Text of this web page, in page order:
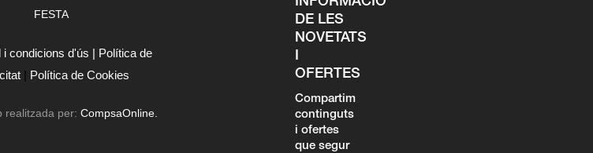
FESTA
i condicions d'ús | Política de
| Política de Cookies
realitzada per:CompsaOnline.
DE LES
NOVETATS
I
OFERTES
Compartim
continguts
i ofertes
que segur